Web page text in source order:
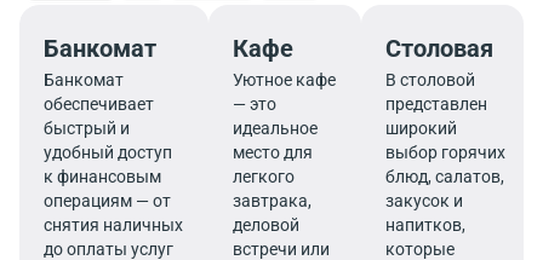
Банкомат
Банкомат
обеспечивает
быстрый и
удобный доступ
к финансовым
операциям — от
снятия наличных
до оплаты услуг
Кафе
Уютное кафе
— это
идеальное
место для
легкого
завтрака,
деловой
встречи или
Столовая
В столовой
представлен
широкий
выбор горячих
блюд, салатов,
закусок и
напитков,
которые